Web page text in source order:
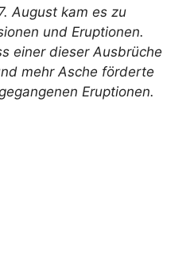
August kam es zu
und Eruptionen.
einer dieser Ausbrüche
mehr Asche förderte
Eruptionen.